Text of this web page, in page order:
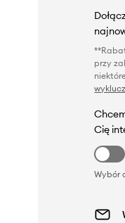
przy
Cię
Wybór